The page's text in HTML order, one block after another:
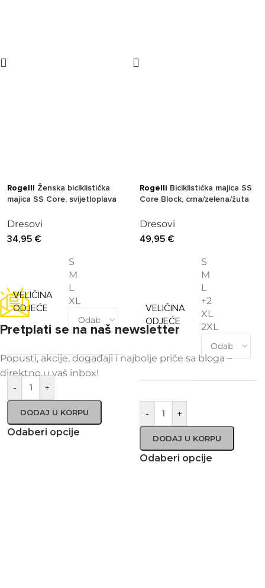
Rogelli Ženska biciklistička
majica SS Core, svijetloplava
Dresovi
34,95 €
VELIČINA
ODJEĆE
S
M
L
XL
- +
DODAJ U KORPU
Odaberi opcije
Rogelli Biciklistička majica SS
Core Block, crna/zelena/žuta
Dresovi
49,95 €
VELIČINA
ODJEĆE
S
M
L
+2
XL
2XL
- +
DODAJ U KORPU
Odaberi opcije
Pretplati se na naš newsletter
Popusti, akcije, događaji i najbolje priče sa bloga –
direktno u vaš inbox!